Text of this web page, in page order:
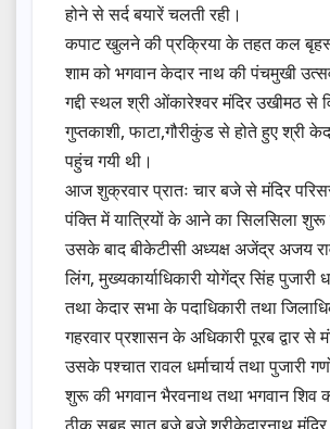
होने से सर्द बयारें चलती रही।
कपाट खुलने की प्रक्रिया के तहत कल
शाम को भगवान केदार नाथ की पंचमुखी
गद्दी स्थल श्री ओंकारेश्वर मंदिर उखीमठ से
गुप्तकाशी, फाटा,गौरीकुंड से होते हुए श्री
पहुंच गयी थी।
आज शुक्रवार प्रातः चार बजे से मंदिर
पंक्ति में यात्रियों के आने का सिलसिला शुरू
उसके बाद बीकेटीसी अध्यक्ष अजेंद्र अजय
लिंग, मुख्यकार्याधिकारी योगेंद्र सिंह पुजारी
तथा केदार सभा के पदाधिकारी तथा
गहरवार प्रशासन के अधिकारी पूरब द्वार से
उसके पश्चात रावल धर्माचार्य तथा पुजारी
शुरू की भगवान भैरवनाथ तथा भगवान शिव